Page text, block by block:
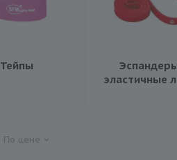
Тейпы
эластичные
По цене